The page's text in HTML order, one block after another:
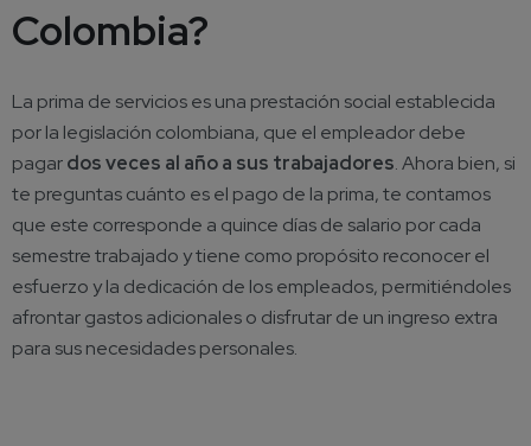
Colombia?
La prima de servicios es una prestación social establecida
por la legislación colombiana, que el empleador debe
pagardos veces al año a sus trabajadores. Ahora bien, si
te preguntas cuánto es el pago de la prima, te contamos
que este corresponde a quince días de salario por cada
semestre trabajado y tiene como propósito reconocer el
esfuerzo y la dedicación de los empleados, permitiéndoles
afrontar gastos adicionales o disfrutar de un ingreso extra
para sus necesidades personales.